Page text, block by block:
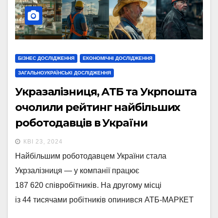
БІЗНЕС ДОСЛІДЖЕННЯ ЕКОНОМІЧНІ ДОСЛІДЖЕННЯ
ЗАГАЛЬНОУКРАЇНСЬКІ ДОСЛІДЖЕННЯ
Укразалізниця, АТБ та Укрпошта
очолили рейтинг найбільших
роботодавців в України
КВІ 23, 2024
Найбільшим роботодавцем України стала
Укрзалізниця — у компанії працює
187 620 співробітників. На другому місці
із 44 тисячами робітників опинився АТБ-МАРКЕТ